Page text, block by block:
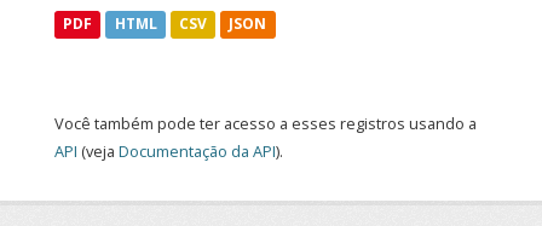
PDF HTML CSV JSON
Você também pode ter acesso a esses registros usando a
API (veja Documentação da API).